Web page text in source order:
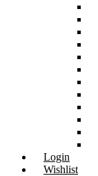
Login
Wishlist